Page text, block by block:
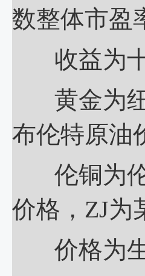
数整体市盈
收益为十
黄金为纽
布伦特原油
伦铜为伦
价格，ZJ为
价格为生